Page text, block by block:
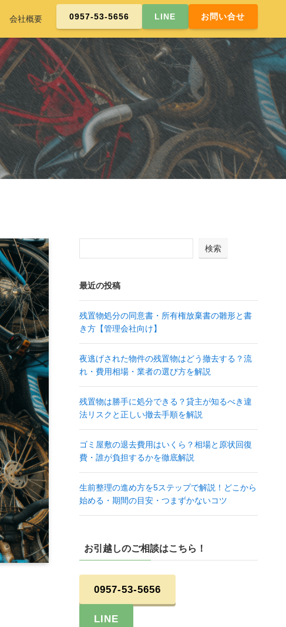
会社概要 0957-53-5656 LINE お問い合せ
検索
最近の投稿
残置物処分の同意書・所有権放棄書の雛形と書
き方【管理会社向け】
夜逃げされた物件の残置物はどう撤去する？流
れ・費用相場・業者の選び方を解説
残置物は勝手に処分できる？貸主が知るべき違
法リスクと正しい撤去手順を解説
ゴミ屋敷の退去費用はいくら？相場と原状回復
費・誰が負担するかを徹底解説
生前整理の進め方を5ステップで解説！どこから
始める・期間の目安・つまずかないコツ
お引越しのご相談はこちら！
0957-53-5656
LINE